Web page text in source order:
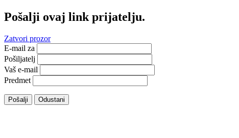
Pošalji ovaj link prijatelju.
Zatvori prozor
E-mail za
Pošiljatelj
Vaš e-mail
Predmet
Pošalji Odustani